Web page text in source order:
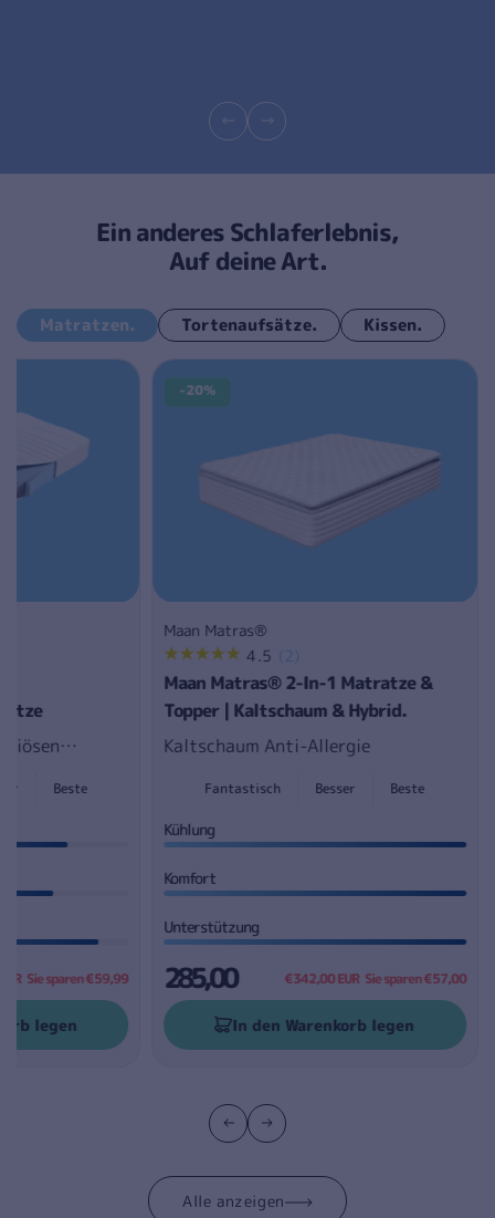
Ein anderes Schlaferlebnis,
Auf deine Art.
Matratzen. Tortenaufsätze. Kissen.
Beste
legen
Sie sparen €59,99
-20%
Anbieter:
Maan Matras®
4.5 (2)
Bewertungen
insgesamt
Maan Matras® 2-In-1 Matratze &
Topper | Kaltschaum & Hybrid.
Kaltschaum Anti-Allergie
Fantastisch Besser Beste
Kühlung
Komfort
Unterstützung
In den Warenkorb legen
Normaler
Preis
Verkaufspreis
285,00 €342,00 EUR Sie sparen €57,00
Alle anzeigen